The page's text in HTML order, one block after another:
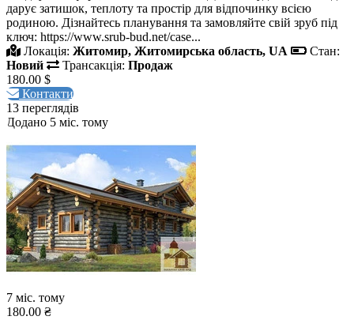
дарує затишок, теплоту та простір для відпочинку всією
родиною. Дізнайтесь планування та замовляйте свій зруб під
ключ: https://www.srub-bud.net/case...
Локація: Житомир, Житомирська область, UA
Стан:
Новий
Трансакція: Продаж
180.00 $
Контакти
13 переглядів
Додано 5 міс. тому
7 міс. тому
180.00 ₴